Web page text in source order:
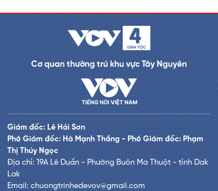
Cơ quan thường trú khu vực Tây Nguyên
Giám đốc: Lê Hải Sơn
Phó Giám đốc: Hà Mạnh Thắng - Phó Giám đốc: Phạm
Thị Thúy Ngọc
Địa chỉ: 19A Lê Duẩn - Phường Buôn Ma Thuột - tỉnh Dak
Lak
Email: chuongtrinhedevov@gmail.com